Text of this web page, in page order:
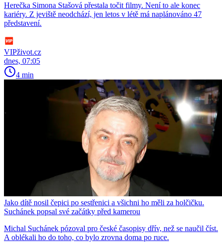
Herečka Simona Stašová přestala točit filmy. Není to ale konec
kariéry. Z jeviště neodchází, jen letos v létě má naplánováno 47
představení.
VIPživot.cz
dnes, 07:05
4 min
Jako dítě nosil čepici po sestřenici a všichni ho měli za holčičku.
Suchánek popsal své začátky před kamerou
Michal Suchánek pózoval pro české časopisy dřív, než se naučil číst.
A oblékali ho do toho, co bylo zrovna doma po ruce.